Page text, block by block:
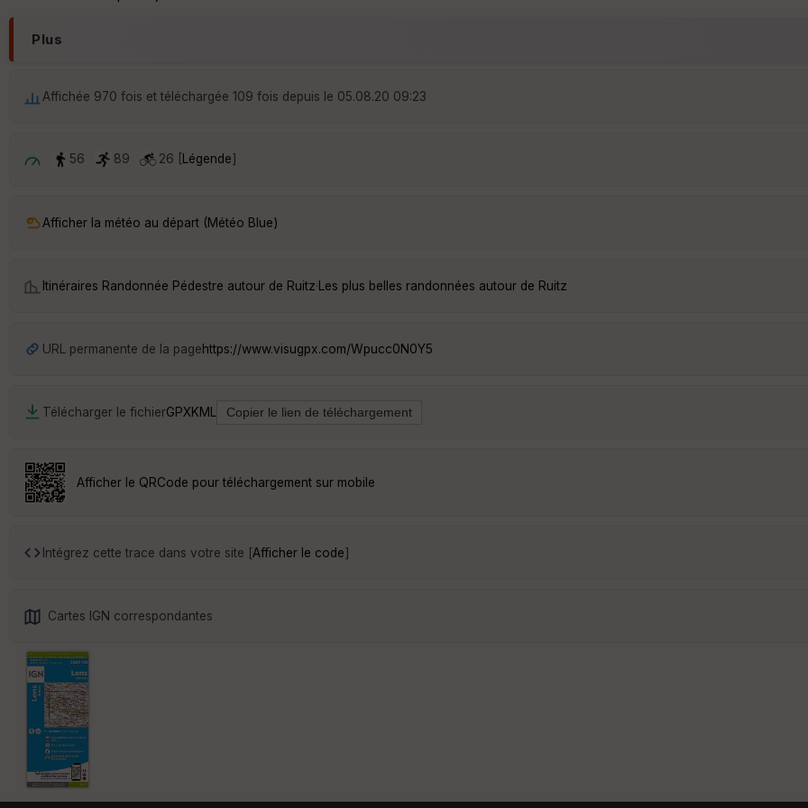
Plus
Affichée 970 fois et téléchargée 109 fois depuis le 05.08.20 09:23
56 89 26 [ Légende]
Afficher la météo au départ (Météo Blue)
Itinéraires Randonnée Pédestre autour de Ruitz· Les plus belles randonnées autour de Ruitz
URL permanente de la pagehttps://www.visugpx.com/Wpucc0N0Y5
Télécharger le fichierGPXKML
Afficher le QRCode pour téléchargement sur mobile
Intégrez cette trace dans votre site [Afficher le code]
Cartes IGN correspondantes